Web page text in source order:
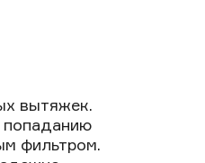
вытяжек.
попаданию
фильтром.